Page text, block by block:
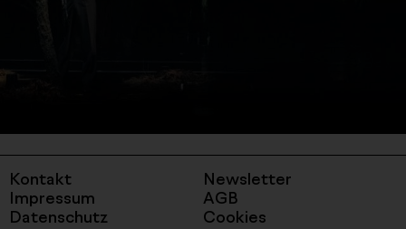
Kontakt
Newsletter
Impressum
AGB
Datenschutz
Cookies